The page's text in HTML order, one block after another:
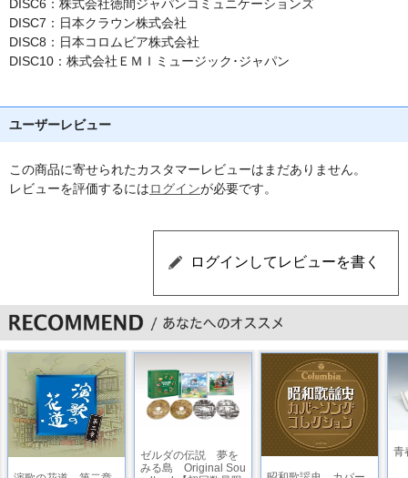
DISC6：株式会社徳間ジャパンコミュニケーションズ
DISC7：日本クラウン株式会社
DISC8：日本コロムビア株式会社
DISC10：株式会社ＥＭＩミュージック･ジャパン
ユーザーレビュー
この商品に寄せられたカスタマーレビューはまだありません。
レビューを評価するにはログインが必要です。
ゼルダの伝説 夢を
みる島 Original Sou
青